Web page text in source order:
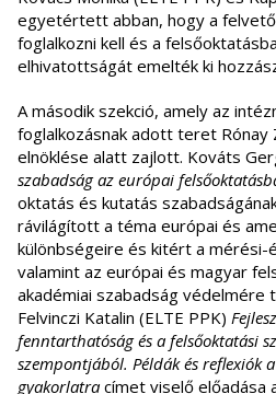
egyetértett abban, hogy a
foglalkozni kell és a
elhivatottságát emelték ki
A második szekció, amely az
foglalkozásnak adott teret Rónay
elnöklése alatt zajlott. Kováts
szabadság az európai
oktatás és kutatás
rávilágított a téma európai és
különbségeire és kitért a
valamint az európai és magyar
akadémiai szabadság
Felvinczi Katalin (ELTE PPK)
fenntarthatóság és a felsőoktatási
szempontjából. Példák és reflexiók
gyakorlatra címet viselő előadása